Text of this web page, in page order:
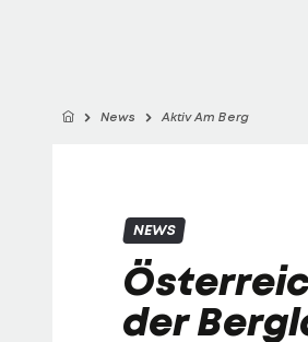
News Aktiv Am Berg
NEWS
der